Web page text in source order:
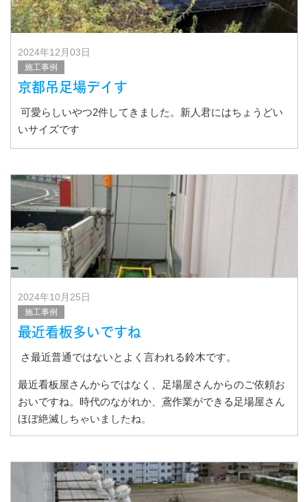
2024年12月03日
施工事例
京都吊足場デイす
可愛らしいやつ2件してきました。新人君にはちょうどい
いサイズです
2024年10月25日
施工事例
最近看板多いですね
さ最近普通ではないとよく言われる鈴木です。
最近看板屋さんからではなく、足場屋さんからのご依頼お
おいですね。時代のながれか、鳶作業ができる足場屋さん
ほぼ絶滅しちゃいましたね。